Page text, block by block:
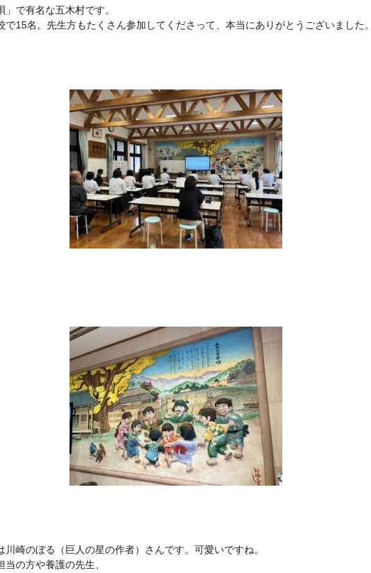
」で有名な五木村です。
で15名。先生方もたくさん参加してくださって、本当にありがとうございました。
川崎のぼる（巨人の星の作者）さんです。可愛いですね。
当の方や養護の先生、